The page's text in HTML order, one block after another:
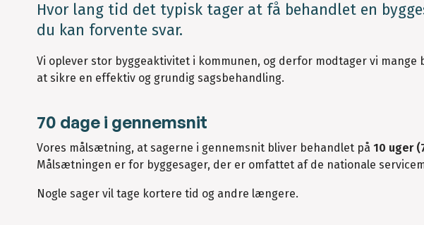
Hvor lang tid det typisk tager at få behandlet en
du kan forvente svar.
Vi oplever stor byggeaktivitet i kommunen, og derfor modtager vi mange
at sikre en effektiv og grundig sagsbehandling.
70 dage i gennemsnit
Vores målsætning, at sagerne i gennemsnit bliver behandlet på 10 uger
Målsætningen er for byggesager, der er omfattet af de nationale
Nogle sager vil tage kortere tid og andre længere.